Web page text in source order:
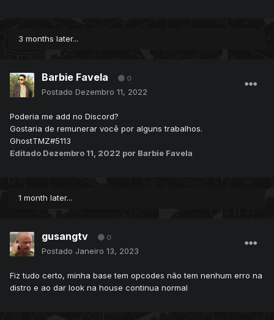
3 months later...
Barbie Favela 0
Postado Dezembro 11, 2022
Poderia me add no Discord?
Gostaria de remunerar você por alguns trabalhos.
GhostTMZ#5113
Editado Dezembro 11, 2022 por Barbie Favela
1 month later...
gusangtv 0
Postado Janeiro 13, 2023
Fiz tudo certo, minha base tem opcodes não tem nenhum erro na
distro e ao dar look na house continua normal